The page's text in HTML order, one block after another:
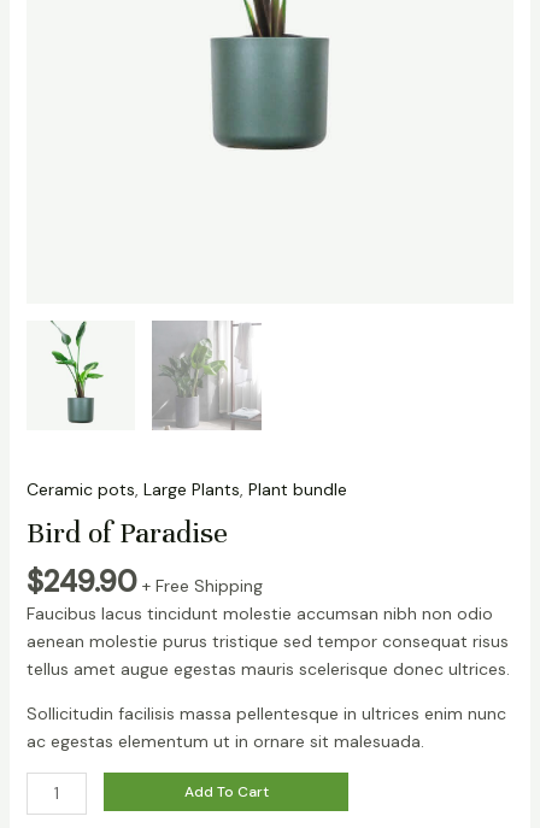
Ceramic pots Large Plants Plant bundle
Bird of Paradise
$249.90 + Free Shipping
Faucibus lacus tincidunt molestie accumsan nibh non odio
aenean molestie purus tristique sed tempor consequat risus
tellus amet augue egestas mauris scelerisque donec ultrices.
Sollicitudin facilisis massa pellentesque in ultrices enim nunc
ac egestas elementum ut in ornare sit malesuada.
Bird
of
Add To Cart